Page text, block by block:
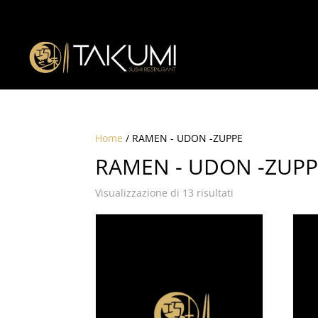
Home / RAMEN - UDON -ZUPPE
RAMEN - UDON -
Visualizzazione di 13 risultati